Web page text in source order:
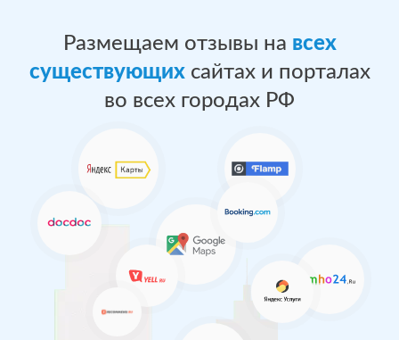
Размещаем отзывы на всех
существующихсайтах и порталах
во всех городах РФ